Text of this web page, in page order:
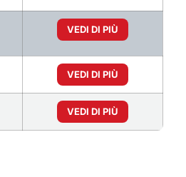
VEDI DI PIÙ
VEDI DI PIÙ
VEDI DI PIÙ